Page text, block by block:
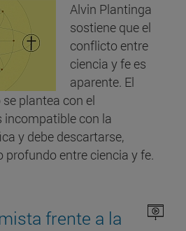
Alvin Plantinga
sostiene que el
conflicto entre
ciencia y fe es
aparente. El
plantea con el
incompatible con la
y debe descartarse,
profundo entre ciencia y fe.
frente a la